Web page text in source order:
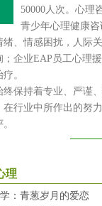
50000人次。心理
青少年心理健康
、情感困扰，人际
企业EAP员工心理
。
持着专业、严谨、
行业中所作出的努
理
：青葱岁月的爱恋